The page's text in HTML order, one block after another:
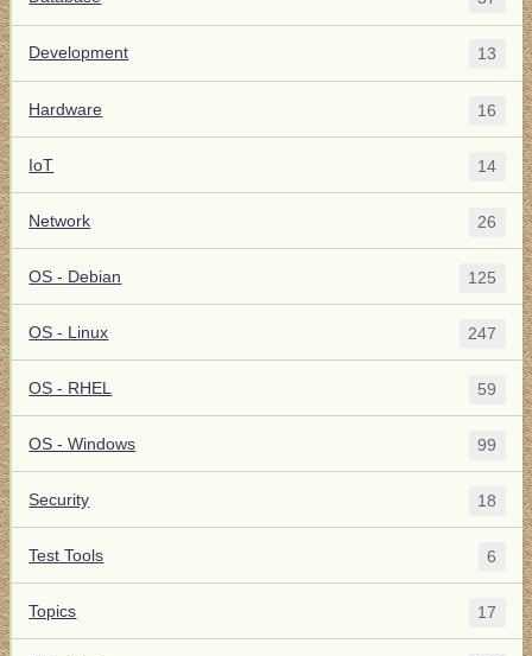
Development 13
Hardware 16
IoT 14
Network 26
OS - Debian 125
OS - Linux 247
OS - RHEL 59
OS - Windows 99
Security 18
Test Tools 6
Topics 17